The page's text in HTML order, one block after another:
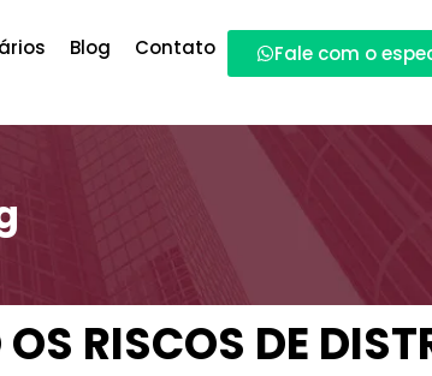
Blog Contato Fale com o
RISCOS DE